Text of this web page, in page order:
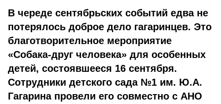
В череде сентябрьских событий едва не
потерялось доброе дело гагаринцев. Это
благотворительное мероприятие
«Собака-друг человека» для особенных
детей, состоявшееся 16 сентября.
Сотрудники детского сада №1 им. Ю.А.
Гагарина провели его совместно с АНО